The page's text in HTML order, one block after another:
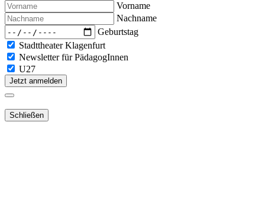
Vorname
Nachname
Geburtstag
Stadttheater Klagenfurt
Newsletter für PädagogInnen
U27
Jetzt anmelden
Schließen